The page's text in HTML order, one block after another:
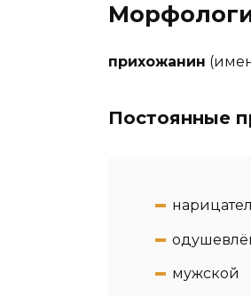
прихожанин
Постоянные
мужской